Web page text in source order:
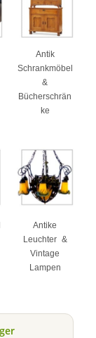
Antik
Schrankmöbel
&
Bücherschrän
ke
Antike
Leuchter &
Vintage
Lampen